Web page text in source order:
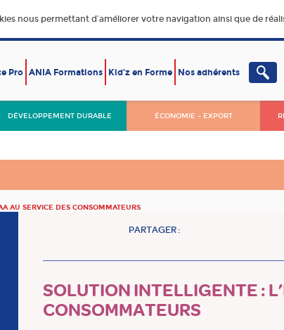
nous permettant d’améliorer votre navigation ainsi que de
Pro ANIA Formations Kid’z en Forme Nos adhérents
DÉVELOPPEMENT DURABLE ÉCONOMIE – EXPORT
AU SERVICE DES CONSOMMATEURS
PARTAGER :
SOLUTION INTELLIGENTE :
CONSOMMATEURS